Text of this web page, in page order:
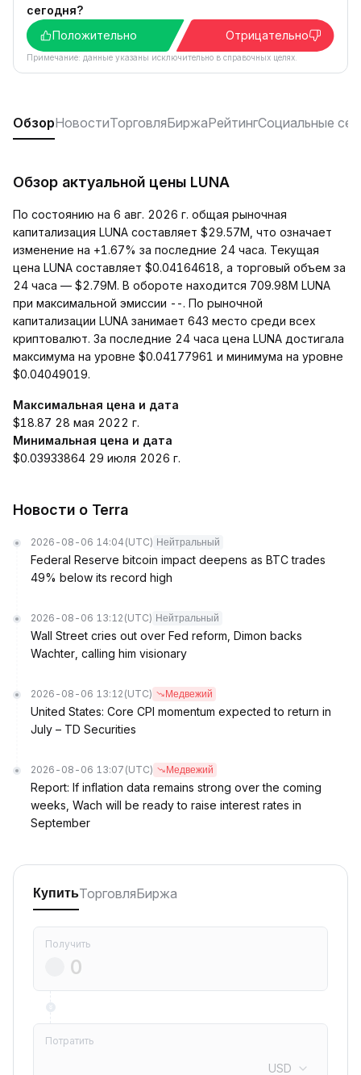
сегодня?
Положительно
Отрицательно
Примечание: данные указаны исключительно в справочных целях.
ОбзорНовостиТорговляБиржаРейтингСоциальные
Обзор актуальной цены LUNA
По состоянию на 6 авг. 2026 г. общая рыночная
капитализация LUNA составляет $29.57M, что означает
изменение на +1.67% за последние 24 часа. Текущая
цена LUNA составляет $0.04164618, а торговый объем за
24 часа — $2.79M. В обороте находится 709.98M LUNA
при максимальной эмиссии --. По рыночной
капитализации LUNA занимает 643 место среди всех
криптовалют. За последние 24 часа цена LUNA достигала
максимума на уровне $0.04177961 и минимума на уровне
$0.04049019.
Максимальная цена и дата
$18.87 28 мая 2022 г.
Минимальная цена и дата
$0.03933864 29 июля 2026 г.
Новости о Terra
2026-08-06 14:04 (UTC) Нейтральный
Federal Reserve bitcoin impact deepens as BTC trades
49% below its record high
2026-08-06 13:12 (UTC) Нейтральный
Wall Street cries out over Fed reform, Dimon backs
Wachter, calling him visionary
2026-08-06 13:12 (UTC) Медвежий
United States: Core CPI momentum expected to return in
July – TD Securities
2026-08-06 13:07 (UTC) Медвежий
Report: If inflation data remains strong over the coming
weeks, Wach will be ready to raise interest rates in
September
КупитьТорговляБиржа
Получить
Потратить
USD